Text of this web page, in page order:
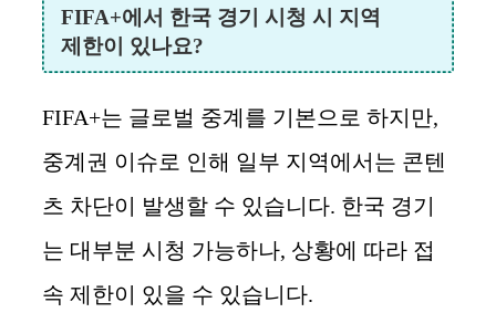
FIFA+에서 한국 경기 시청 시 지역
제한이 있나요?
FIFA+는 글로벌 중계를 기본으로 하지만,
중계권 이슈로 인해 일부 지역에서는 콘텐
츠 차단이 발생할 수 있습니다. 한국 경기
는 대부분 시청 가능하나, 상황에 따라 접
속 제한이 있을 수 있습니다.